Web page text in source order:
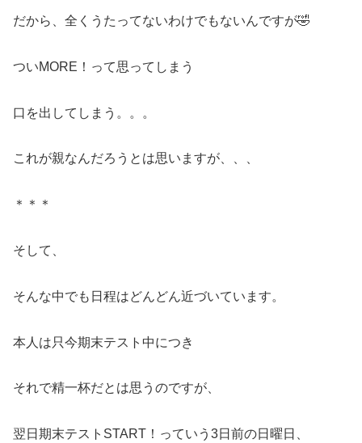
だから、全くうたってないわけでもないんですが🤣
ついMORE！って思ってしまう
口を出してしまう。。。
これが親なんだろうとは思いますが、、、
＊＊＊
そして、
そんな中でも日程はどんどん近づいています。
本人は只今期末テスト中につき
それで精一杯だとは思うのですが、
翌日期末テストSTART！っていう3日前の日曜日、